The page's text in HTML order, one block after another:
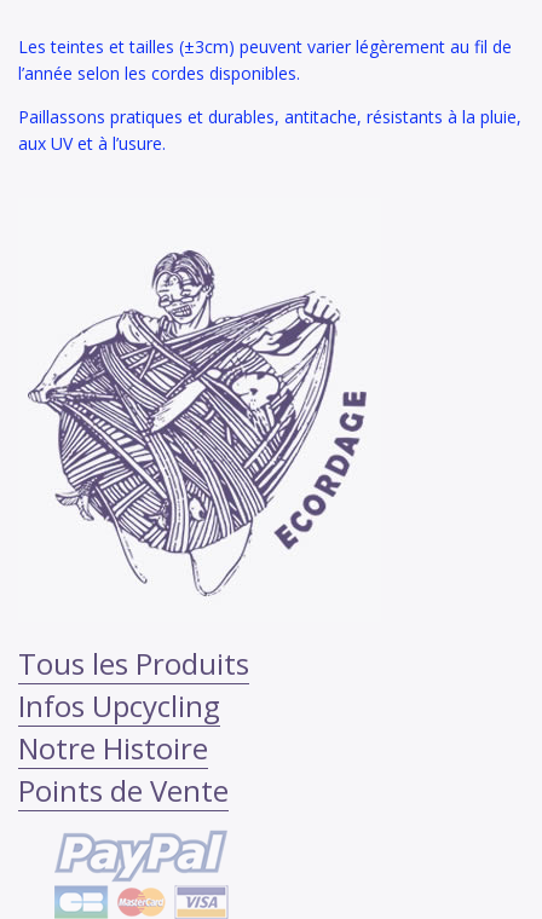
Les teintes et tailles (±3cm) peuvent varier légèrement au fil de
l’année selon les cordes disponibles.
Paillassons pratiques et durables, antitache, résistants à la pluie,
aux UV et à l’usure.
Tous les Produits
Infos Upcycling
Notre Histoire
Points de Vente